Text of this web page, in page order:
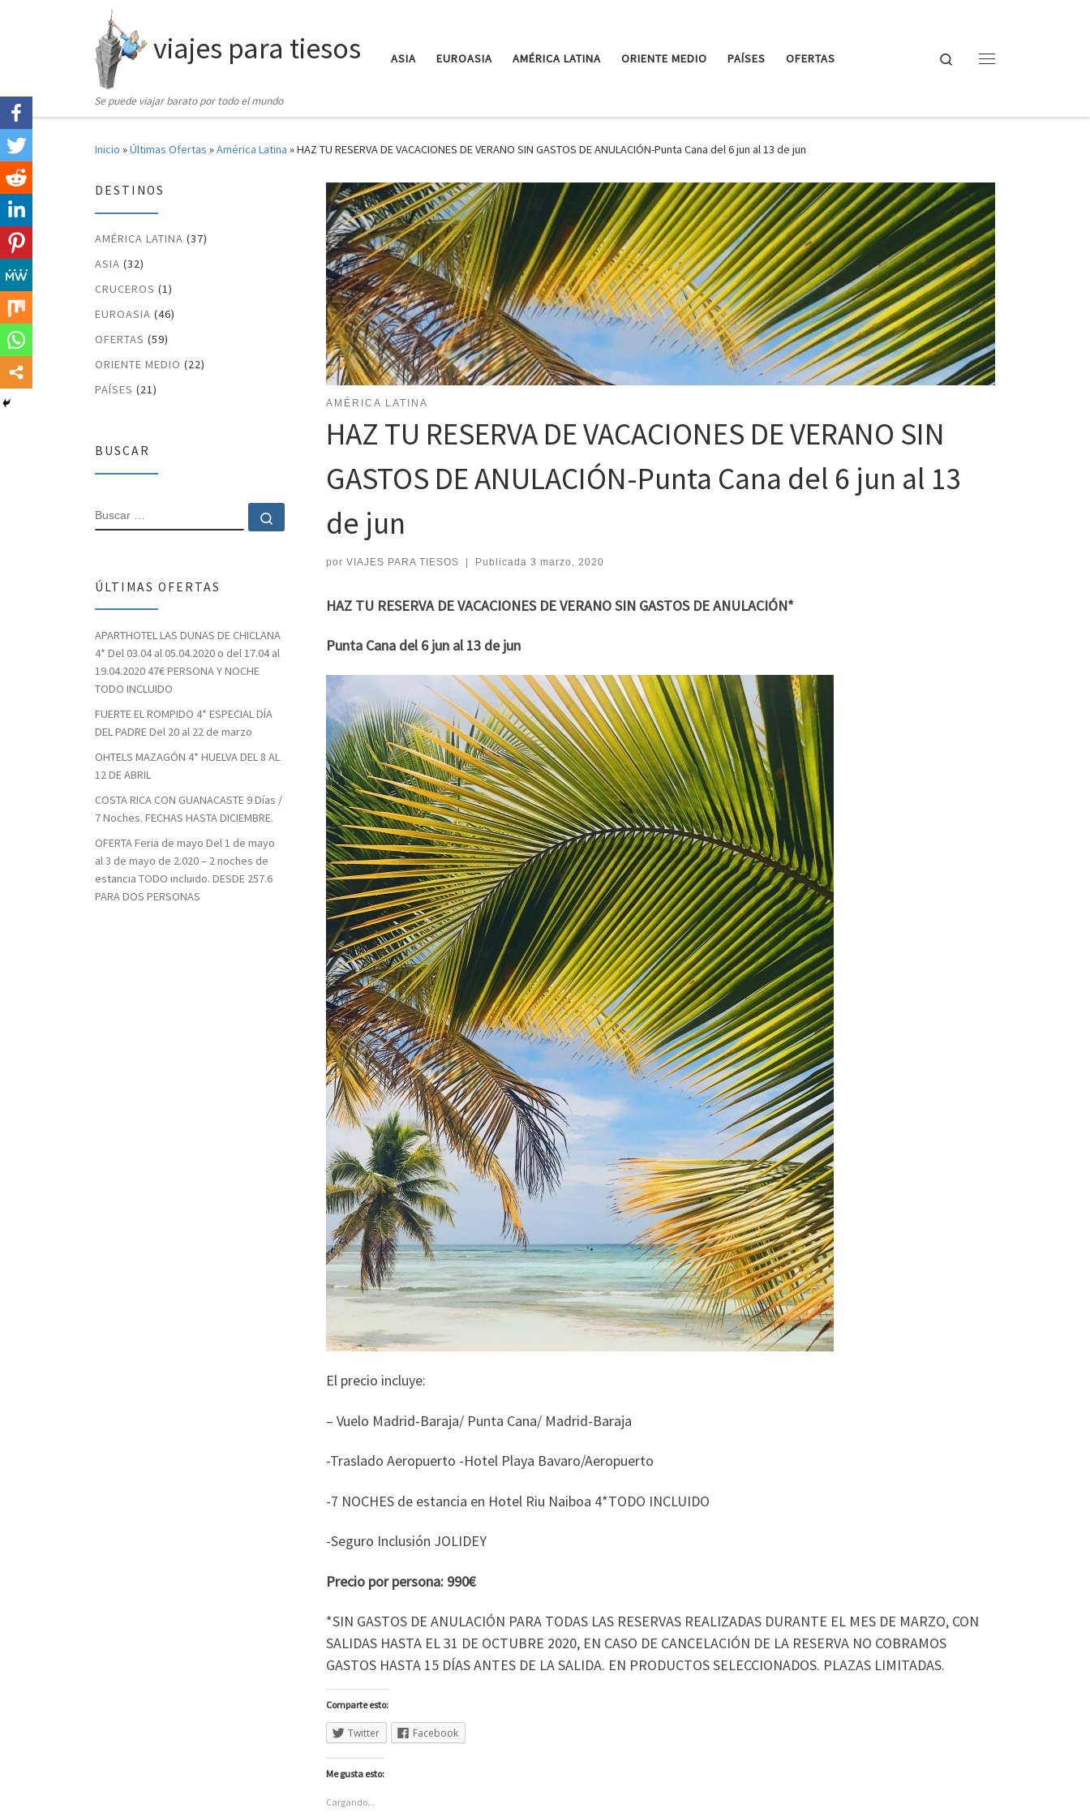
Saltar al contenido
viajes para tiesos
Se puede viajar barato por todo el mundo
ASIA EUROASIA AMÉRICA LATINA ORIENTE MEDIO PAÍSES OFERTAS
Search
Inicio »Últimas Ofertas »América Latina »HAZ TU RESERVA DE VACACIONES DE VERANO SIN GASTOS DE ANULACIÓN-Punta Cana del 6 jun al 13 de jun
AMÉRICA LATINA
HAZ TU RESERVA DE VACACIONES DE VERANO SIN
GASTOS DE ANULACIÓN-Punta Cana del 6 jun al 13
de jun
por VIAJES PARA TIESOS | Publicada 3 marzo, 2020
HAZ TU RESERVA DE VACACIONES DE VERANO SIN GASTOS DE ANULACIÓN*
Punta Cana del 6 jun al 13 de jun
El precio incluye:
– Vuelo Madrid-Baraja/ Punta Cana/ Madrid-Baraja
-Traslado Aeropuerto -Hotel Playa Bavaro/Aeropuerto
-7 NOCHES de estancia en Hotel Riu Naiboa 4*TODO INCLUIDO
-Seguro Inclusión JOLIDEY
Precio por persona: 990€
*SIN GASTOS DE ANULACIÓN PARA TODAS LAS RESERVAS REALIZADAS DURANTE EL MES DE MARZO, CON
SALIDAS HASTA EL 31 DE OCTUBRE 2020, EN CASO DE CANCELACIÓN DE LA RESERVA NO COBRAMOS
GASTOS HASTA 15 DÍAS ANTES DE LA SALIDA. EN PRODUCTOS SELECCIONADOS. PLAZAS LIMITADAS.
Comparte esto:
Twitter Facebook
Me gusta esto:
Cargando...
DESTINOS
AMÉRICA LATINA (37)
ASIA (32)
CRUCEROS (1)
EUROASIA (46)
OFERTAS (59)
ORIENTE MEDIO (22)
PAÍSES (21)
BUSCAR
BUSCAR Buscar …
ÚLTIMAS OFERTAS
APARTHOTEL LAS DUNAS DE CHICLANA
4* Del 03.04 al 05.04.2020 o del 17.04 al
19.04.2020 47€ PERSONA Y NOCHE
TODO INCLUIDO
FUERTE EL ROMPIDO 4* ESPECIAL DÍA
DEL PADRE Del 20 al 22 de marzo
OHTELS MAZAGÓN 4* HUELVA DEL 8 AL
12 DE ABRIL
COSTA RICA CON GUANACASTE 9 Días /
7 Noches. FECHAS HASTA DICIEMBRE.
OFERTA Feria de mayo Del 1 de mayo
al 3 de mayo de 2.020 – 2 noches de
estancia TODO incluido. DESDE 257.6
PARA DOS PERSONAS